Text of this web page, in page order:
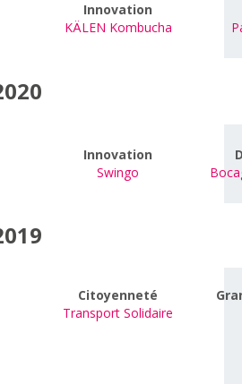
Innovation
KÄLEN Kombucha
Innovation
Swingo
Citoyenneté
Transport Solidaire